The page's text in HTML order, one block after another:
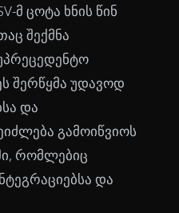
მ ცოტა ხნის წინ
შექმნა
შერწყმა უდავოდ
და
გამოიწვიოს
რომლებიც
და